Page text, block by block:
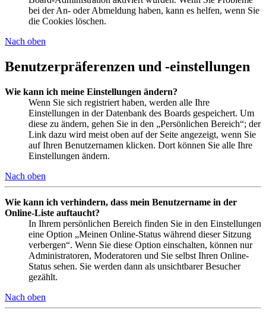
bei der An- oder Abmeldung haben, kann es helfen, wenn Sie
die Cookies löschen.
Nach oben
Benutzerpräferenzen und -einstellungen
Wie kann ich meine Einstellungen ändern?
Wenn Sie sich registriert haben, werden alle Ihre
Einstellungen in der Datenbank des Boards gespeichert. Um
diese zu ändern, gehen Sie in den „Persönlichen Bereich“; der
Link dazu wird meist oben auf der Seite angezeigt, wenn Sie
auf Ihren Benutzernamen klicken. Dort können Sie alle Ihre
Einstellungen ändern.
Nach oben
Wie kann ich verhindern, dass mein Benutzername in der
Online-Liste auftaucht?
In Ihrem persönlichen Bereich finden Sie in den Einstellungen
eine Option „Meinen Online-Status während dieser Sitzung
verbergen“. Wenn Sie diese Option einschalten, können nur
Administratoren, Moderatoren und Sie selbst Ihren Online-
Status sehen. Sie werden dann als unsichtbarer Besucher
gezählt.
Nach oben